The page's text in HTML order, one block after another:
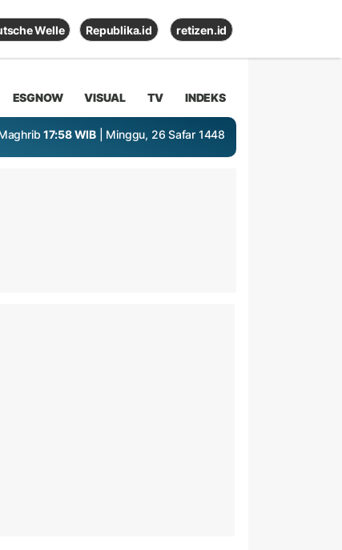
Welle Republika.id retizen.id
ESGNOW VISUAL TV INDEKS
17:58 WIB | Minggu, 26 Safar 1448